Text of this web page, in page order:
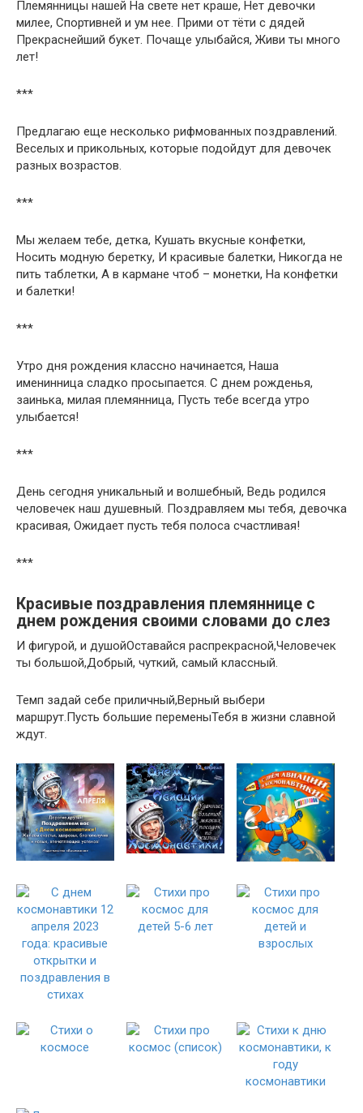
Племянницы нашей На свете нет краше, Нет девочки
милее, Спортивней и ум нее. Прими от тёти с дядей
Прекраснейший букет. Почаще улыбайся, Живи ты много
лет!
***
Предлагаю еще несколько рифмованных поздравлений.
Веселых и прикольных, которые подойдут для девочек
разных возрастов.
***
Мы желаем тебе, детка, Кушать вкусные конфетки,
Носить модную беретку, И красивые балетки, Никогда не
пить таблетки, А в кармане чтоб – монетки, На конфетки
и балетки!
***
Утро дня рождения классно начинается, Наша
именинница сладко просыпается. С днем рожденья,
заинька, милая племянница, Пусть тебе всегда утро
улыбается!
***
День сегодня уникальный и волшебный, Ведь родился
человечек наш душевный. Поздравляем мы тебя, девочка
красивая, Ожидает пусть тебя полоса счастливая!
***
Красивые поздравления племяннице с
днем рождения своими словами до слез
И фигурой, и душойОставайся распрекрасной,Человечек
ты большой,Добрый, чуткий, самый классный.
Темп задай себе приличный,Верный выбери
маршрут.Пусть большие переменыТебя в жизни славной
ждут.